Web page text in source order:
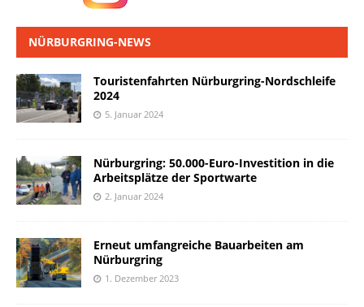
NÜRBURGRING-NEWS
Touristenfahrten Nürburgring-Nordschleife
2024
5. Januar 2024
Nürburgring: 50.000-Euro-Investition in die
Arbeitsplätze der Sportwarte
2. Januar 2024
Erneut umfangreiche Bauarbeiten am
Nürburgring
1. Dezember 2023